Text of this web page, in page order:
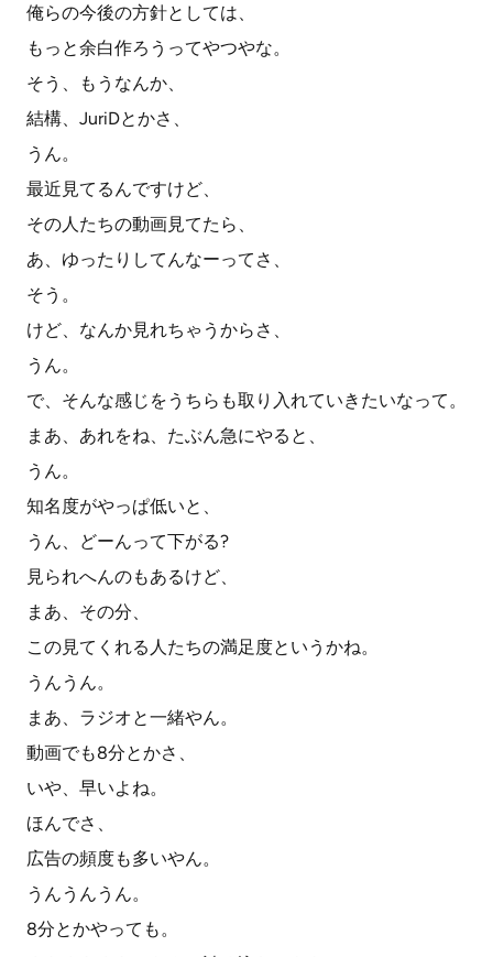
俺らの今後の方針としては、
もっと余白作ろうってやつやな。
そう、もうなんか、
結構、JuriDとかさ、
うん。
最近見てるんですけど、
その人たちの動画見てたら、
あ、ゆったりしてんなーってさ、
そう。
けど、なんか見れちゃうからさ、
うん。
で、そんな感じをうちらも取り入れていきたいなって。
まあ、あれをね、たぶん急にやると、
うん。
知名度がやっぱ低いと、
うん、どーんって下がる?
見られへんのもあるけど、
まあ、その分、
この見てくれる人たちの満足度というかね。
うんうん。
まあ、ラジオと一緒やん。
動画でも8分とかさ、
いや、早いよね。
ほんでさ、
広告の頻度も多いやん。
うんうんうん。
8分とかやっても。